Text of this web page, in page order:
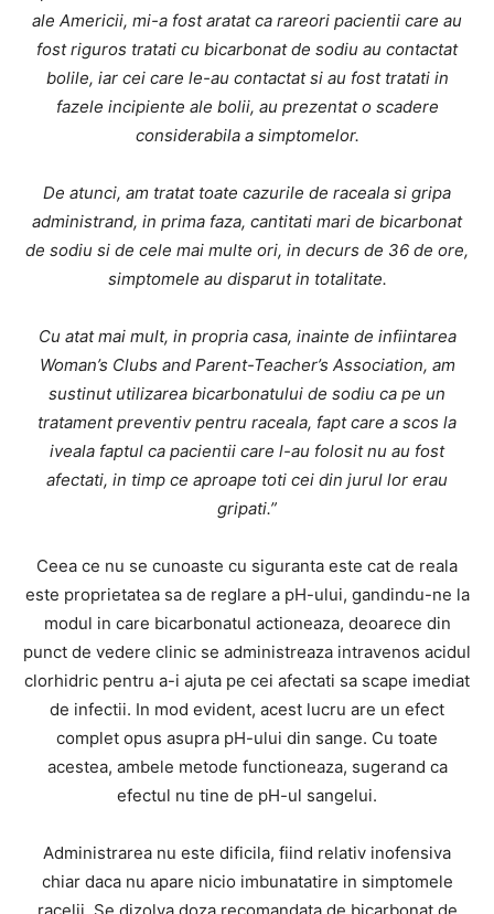
ale Americii, mi-a fost aratat ca rareori pacientii care au
fost riguros tratati cu bicarbonat de sodiu au contactat
bolile, iar cei care le-au contactat si au fost tratati in
fazele incipiente ale bolii, au prezentat o scadere
considerabila a simptomelor.
De atunci, am tratat toate cazurile de raceala si gripa
administrand, in prima faza, cantitati mari de bicarbonat
de sodiu si de cele mai multe ori, in decurs de 36 de ore,
simptomele au disparut in totalitate.
Cu atat mai mult, in propria casa, inainte de infiintarea
Woman’s Clubs and Parent-Teacher’s Association, am
sustinut utilizarea bicarbonatului de sodiu ca pe un
tratament preventiv pentru raceala, fapt care a scos la
iveala faptul ca pacientii care l-au folosit nu au fost
afectati, in timp ce aproape toti cei din jurul lor erau
gripati.”
Ceea ce nu se cunoaste cu siguranta este cat de reala
este proprietatea sa de reglare a pH-ului, gandindu-ne la
modul in care bicarbonatul actioneaza, deoarece din
punct de vedere clinic se administreaza intravenos acidul
clorhidric pentru a-i ajuta pe cei afectati sa scape imediat
de infectii. In mod evident, acest lucru are un efect
complet opus asupra pH-ului din sange. Cu toate
acestea, ambele metode functioneaza, sugerand ca
efectul nu tine de pH-ul sangelui.
Administrarea nu este dificila, fiind relativ inofensiva
chiar daca nu apare nicio imbunatatire in simptomele